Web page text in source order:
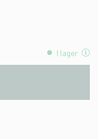
I lager